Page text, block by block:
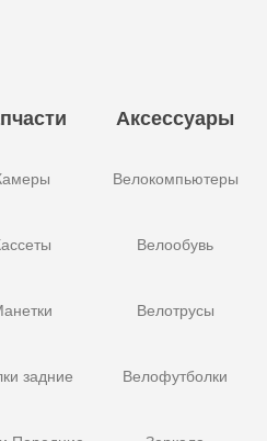
задние
Аксессуары
Велокомпьютеры
Велообувь
Велотрусы
Велофутболки